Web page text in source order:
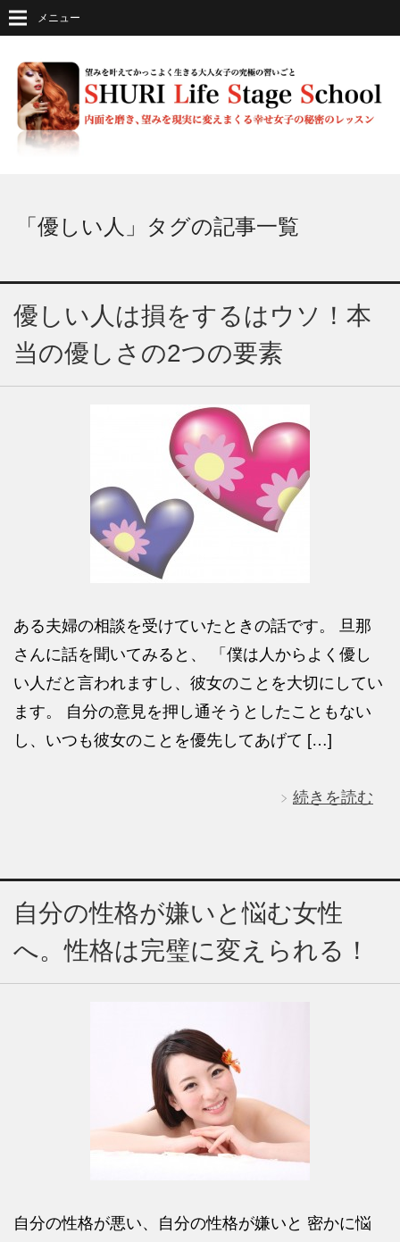
メニュー
「優しい人」タグの記事一覧
優しい人は損をするはウソ！本
当の優しさの2つの要素
ある夫婦の相談を受けていたときの話です。 旦那
さんに話を聞いてみると、 「僕は人からよく優し
い人だと言われますし、彼女のことを大切にしてい
ます。 自分の意見を押し通そうとしたこともない
し、いつも彼女のことを優先してあげて […]
続きを読む
自分の性格が嫌いと悩む女性
へ。性格は完璧に変えられる！
自分の性格が悪い、自分の性格が嫌いと 密かに悩